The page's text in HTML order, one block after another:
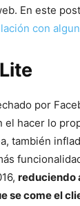
En este
con
por
el hacer lo
también
reduciendo
se come el